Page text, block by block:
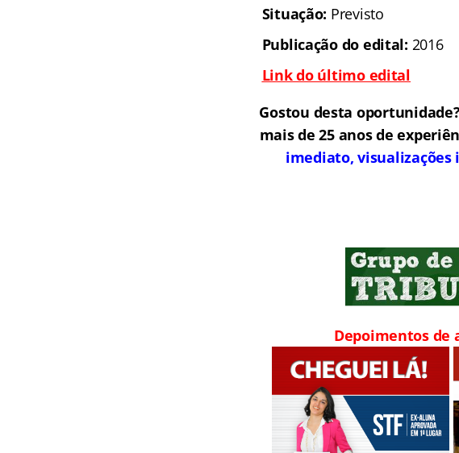
Situação: Previsto
Publicação do edital: 2016
Link do último edital
Gostou desta
mais de 25 anos de
imediato,
Depoimentos de